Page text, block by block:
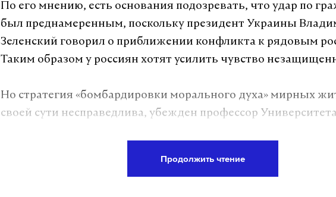
По его мнению, есть основания подозревать, что удар по
был преднамеренным, поскольку президент Украины
Зеленский говорил о приближении конфликта к рядовым
Таким образом у россиян хотят усилить чувство
Но стратегия «бомбардировки морального духа» мирных
своей сути несправедлива, убежден профессор Университета
насильственно нейтрализовать».
Продолжить чтение